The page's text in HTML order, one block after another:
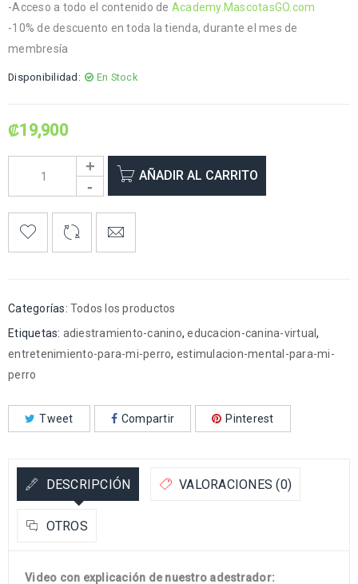
-Acceso a todo el contenido de Academy.MascotasGO.com
-10% de descuento en toda la tienda, durante el mes de
membresía
Disponibilidad: En Stock
₡19,900
AÑADIR AL CARRITO
Categorías: Todos los productos
Etiquetas: adiestramiento-canino,educacion-canina-virtual,
entretenimiento-para-mi-perro, estimulacion-mental-para-mi-
perro
Tweet Compartir Pinterest
DESCRIPCIÓN VALORACIONES (0)
OTROS
Video con explicación de nuestro adestrador: